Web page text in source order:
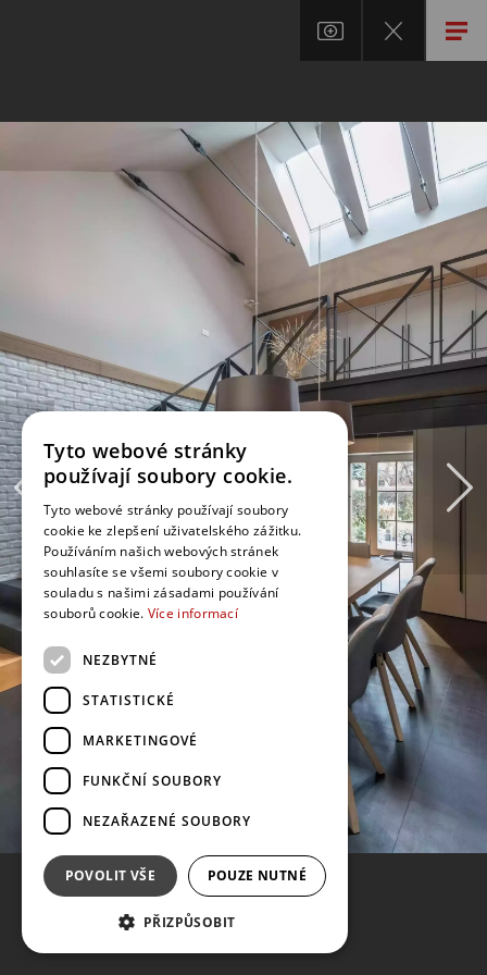
Tyto webové stránky
používají soubory cookie.
Tyto webové stránky používají soubory
cookie ke zlepšení uživatelského zážitku.
Používáním našich webových stránek
souhlasíte se všemi soubory cookie v
souladu s našimi zásadami používání
souborů cookie. Více informací
NEZBYTNÉ
STATISTICKÉ
MARKETINGOVÉ
FUNKČNÍ SOUBORY
NEZAŘAZENÉ SOUBORY
POVOLIT VŠE POUZE NUTNÉ
PŘIZPŮSOBIT